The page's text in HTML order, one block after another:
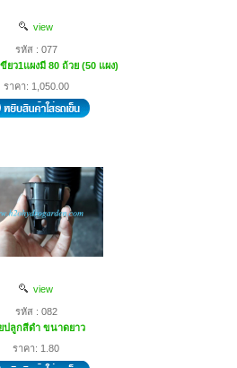
view
รหัส : 077
ยว1แผงมี 80 ถ้วย (50 แผง)
ราคา: 1,050.00
view
รหัส : 082
ปลูกสีดำ ขนาดยาว
ราคา: 1.80